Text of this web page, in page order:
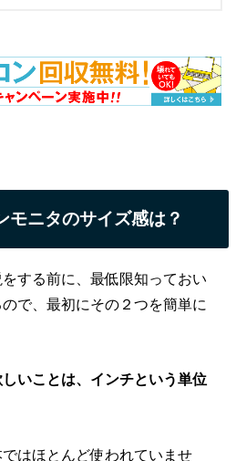
モニタのサイズ感は？
する前に、最低限知っておい
で、最初にその２つを簡単に
いことは、インチという単位
はほとんど使われていませ